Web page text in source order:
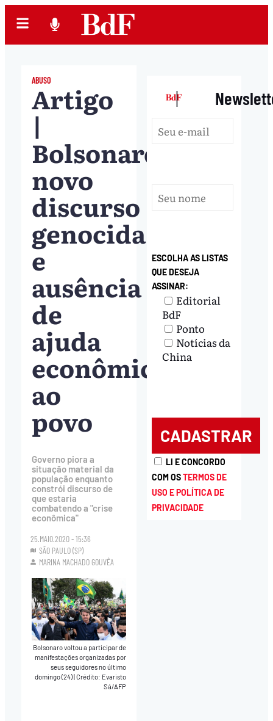
ABUSO
Artigo
|
Bolsonaro:
novo
discurso
genocida
e
ausência
de
ajuda
econômica
ao
povo
Governo piora a
situação material da
população enquanto
constrói discurso de
que estaria
combatendo a "crise
econômica"
25.MAIO.2020 - 15:36
SÃO PAULO (SP)
MARINA MACHADO GOUVÊA
Bolsonaro voltou a participar de
manifestações organizadas por
seus seguidores no último
domingo (24) Crédito: Evaristo
Sá/AFP
|
ESCOLHA AS LISTAS
QUE DESEJA
ASSINAR:
Editorial
BdF
Ponto
Notícias da
China
LI E CONCORDO
COM OSTERMOS DE
USO E POLÍTICA DE
PRIVACIDADE